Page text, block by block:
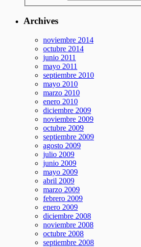
Archives
noviembre 2014
octubre 2014
junio 2011
mayo 2011
septiembre 2010
mayo 2010
marzo 2010
enero 2010
diciembre 2009
noviembre 2009
octubre 2009
septiembre 2009
agosto 2009
julio 2009
junio 2009
mayo 2009
abril 2009
marzo 2009
febrero 2009
enero 2009
diciembre 2008
noviembre 2008
octubre 2008
septiembre 2008